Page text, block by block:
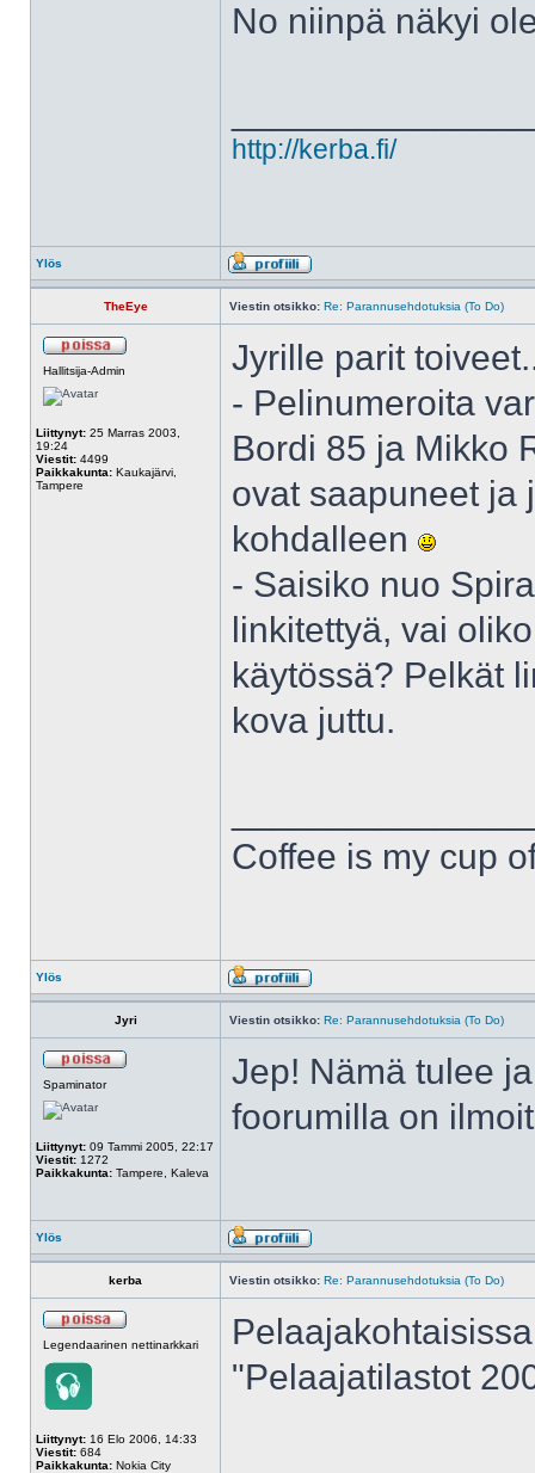
No niinpä näkyi
http://kerba.fi/
Ylös
TheEye Viestin otsikko: Re: Parannusehdotuksia (To Do)
Hallitsija-Admin
Liittynyt: 25 Marras 2003,
19:24
Viestit: 4499
Paikkakunta: Kaukajärvi,
Tampere
Jyrille parit
- Pelinumeroita
Bordi 85 ja Mikko
ovat saapuneet ja
kohdalleen
- Saisiko nuo
linkitettyä, vai
käytössä? Pelkät
kova juttu.
Coffee is my cup
Ylös
Jyri Viestin otsikko: Re: Parannusehdotuksia (To Do)
Spaminator
Liittynyt: 09 Tammi 2005, 22:17
Viestit: 1272
Paikkakunta: Tampere, Kaleva
Jep! Nämä tulee
foorumilla on
Ylös
kerba Viestin otsikko: Re: Parannusehdotuksia (To Do)
Legendaarinen nettinarkkari
Liittynyt: 16 Elo 2006, 14:33
Viestit: 684
Paikkakunta: Nokia City
"Pelaajatilastot